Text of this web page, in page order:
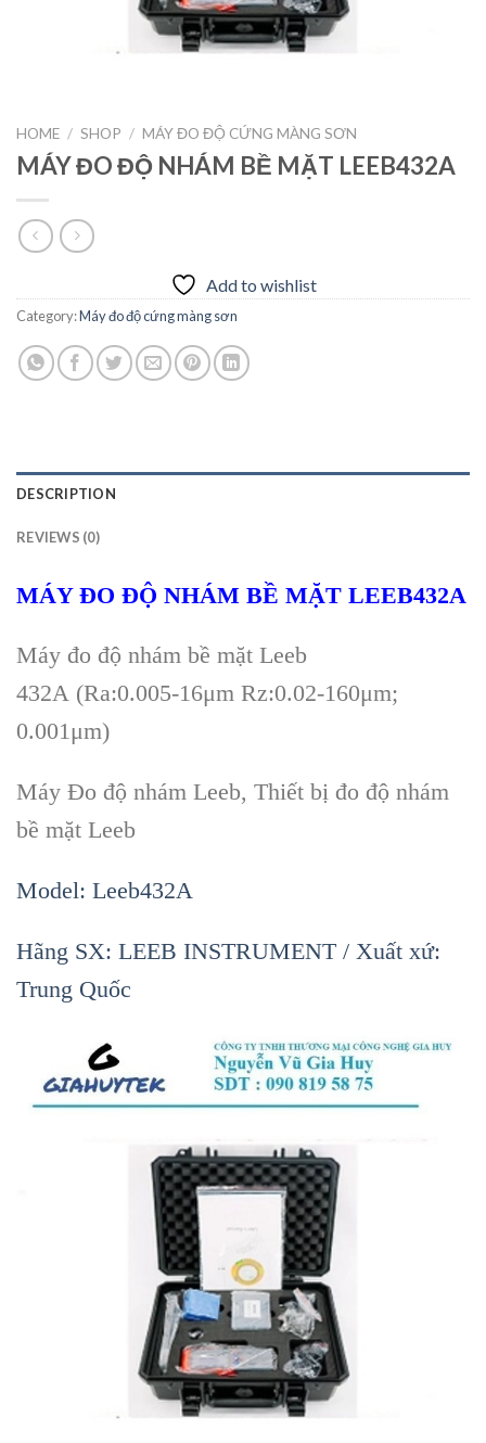
HOME / SHOP / MÁY ĐO ĐỘ CỨNG MÀNG SƠN
MÁY ĐO ĐỘ NHÁM BỀ MẶT LEEB432A
Add to wishlist
Category:Máy đo độ cứng màng sơn
DESCRIPTION
REVIEWS (0)
MÁY ĐO ĐỘ NHÁM BỀ MẶT LEEB432A
Máy đo độ nhám bề mặt Leeb
432A (Ra:0.005-16μm Rz:0.02-160μm;
0.001μm)
Máy Đo độ nhám Leeb, Thiết bị đo độ nhám
bề mặt Leeb
Model: Leeb432A
Hãng SX: LEEB INSTRUMENT / Xuất xứ:
Trung Quốc